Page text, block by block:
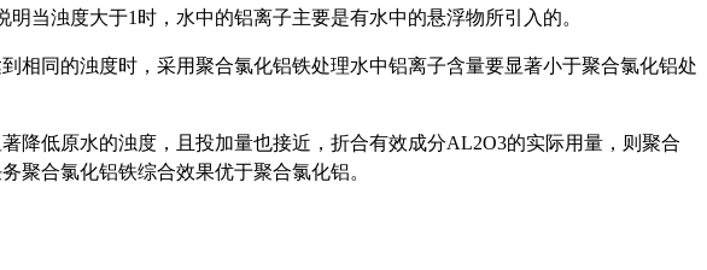
当浊度大于1时，水中的铝离子主要是有水中的悬浮物所引入的。
相同的浊度时，采用聚合氯化铝铁处理水中铝离子含量要显著小于聚合氯化铝处
降低原水的浊度，且投加量也接近，折合有效成分AL2O3的实际用量，则聚合
聚合氯化铝铁综合效果优于聚合氯化铝。